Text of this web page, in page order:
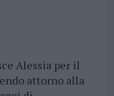
Alessia per il
attorno alla